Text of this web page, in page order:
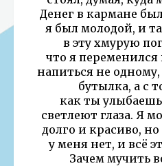
Денег в кармане
я был молодой, и
в эту хмурую
что я
напиться не одному,
бутылка, а с
как ты
светлеют глаза. Я
долго и красиво,
у меня нет, и всё
Зачем мучить